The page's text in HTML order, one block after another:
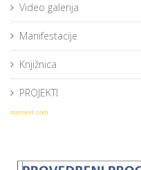
Video galerija
Manifestacije
Knjižnica
PROJEKTI
norrnext.com